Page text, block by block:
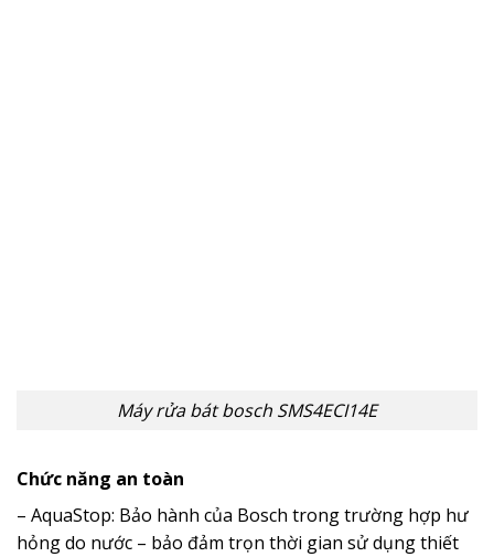
Máy rửa bát bosch SMS4ECI14E
Chức năng an toàn
– AquaStop: Bảo hành của Bosch trong trường hợp hư
hỏng do nước – bảo đảm trọn thời gian sử dụng thiết